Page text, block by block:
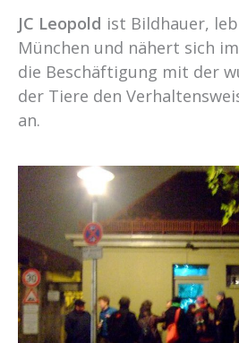
JC Leopold ist Bildhauer,
München und nähert sich
die Beschäftigung mit der
der Tiere den
an.